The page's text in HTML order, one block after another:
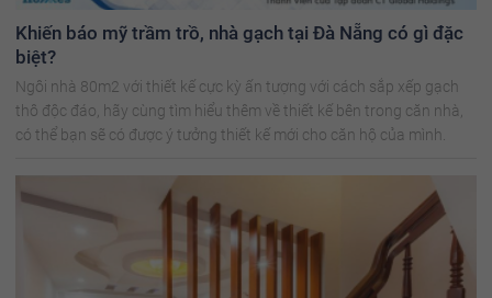
Khiến báo mỹ trầm trồ, nhà gạch tại Đà Nẵng có gì đặc
biệt?
Ngôi nhà 80m2 với thiết kế cực kỳ ấn tượng với cách sắp xếp gạch
thô độc đáo, hãy cùng tìm hiểu thêm về thiết kế bên trong căn nhà,
có thể bạn sẽ có được ý tưởng thiết kế mới cho căn hộ của mình.